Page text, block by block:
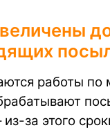
работы по
за этого